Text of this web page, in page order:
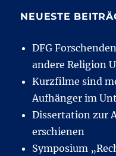
NEUESTE
DFG
andere Religion
Kurzfilme sind
Aufhänger im
Dissertation zur
erschienen
Symposium